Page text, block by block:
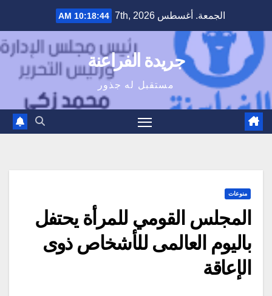
content
الجمعة. أغسطس 7th, 2026 10:18:44 AM
جريدة الفراعنة
مستقبل له جذور
منوعات
المجلس القومي للمرأة يحتفل
باليوم العالمى للأشخاص ذوى
الإعاقة